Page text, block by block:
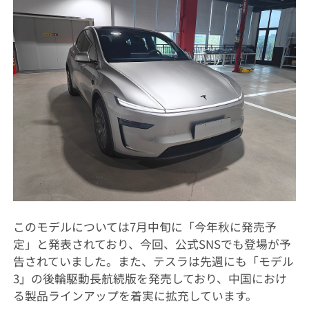
このモデルについては7月中旬に「今年秋に発売予
定」と発表されており、今回、公式SNSでも登場が予
告されていました。また、テスラは先週にも「モデル
3」の後輪駆動長航続版を発売しており、中国におけ
る製品ラインアップを着実に拡充しています。